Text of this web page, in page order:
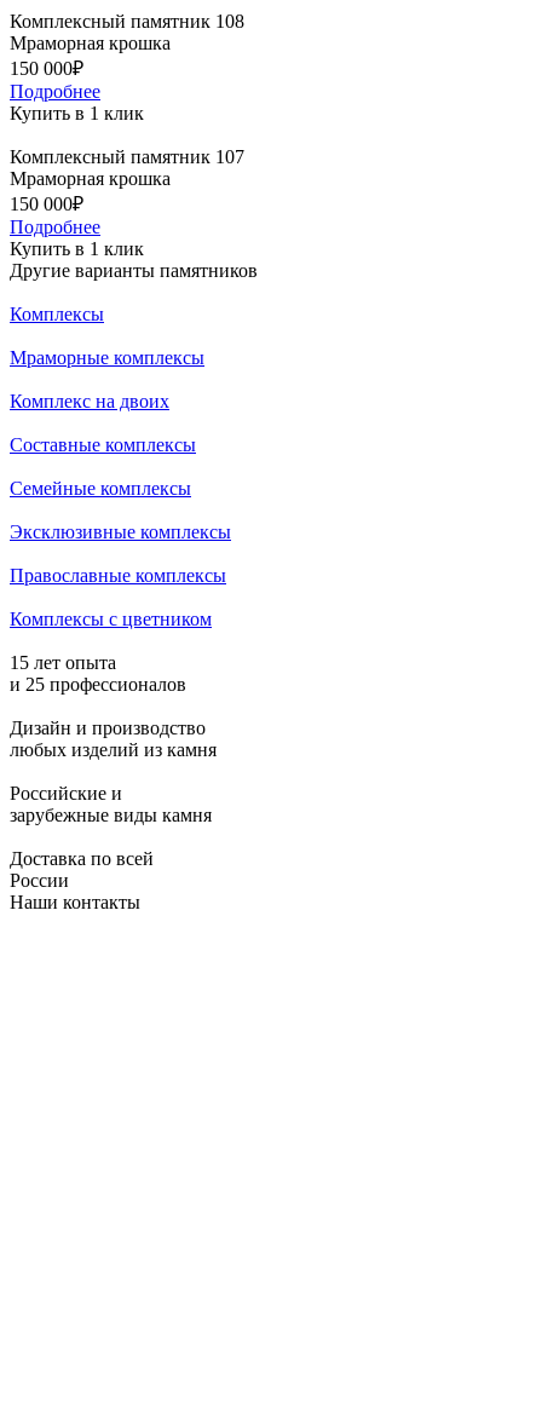
Комплексный памятник 108
Мраморная крошка
150 000₽
Подробнее
Купить в 1 клик
Комплексный памятник 107
Мраморная крошка
150 000₽
Подробнее
Купить в 1 клик
Другие варианты памятников
Комплексы
Мраморные комплексы
Комплекс на двоих
Составные комплексы
Семейные комплексы
Эксклюзивные комплексы
Православные комплексы
Комплексы с цветником
15 лет опыта
и 25 профессионалов
Дизайн и производство
любых изделий из камня
Российские и
зарубежные виды камня
Доставка по всей
России
Наши контакты